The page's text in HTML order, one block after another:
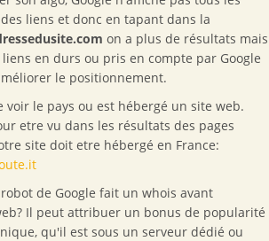
liens et donc en tapant dans la
on a plus de résultats mais
en durs ou pris en compte par Google
le positionnement.
voir le pays ou est hébergé un site web.
etre vu dans les résultats des pages
site doit etre hébergé en France:
de Google fait un whois avant
Il peut attribuer un bonus de popularité
qu'il est sous un serveur dédié ou